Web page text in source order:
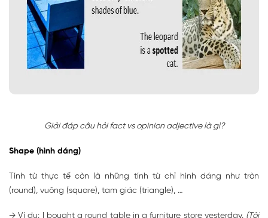
Giải đáp câu hỏi fact vs opinion adjective là gì?
Shape (hình dáng)
Tính từ thực tế còn là những tính từ chỉ hình dáng như tròn
(round), vuông (square), tam giác (triangle), …
→ Ví dụ: I bought a round table in a furniture store yesterday. (Tôi